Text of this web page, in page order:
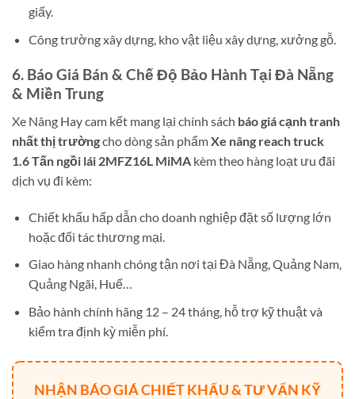
giấy.
Công trường xây dựng, kho vật liệu xây dựng, xưởng gỗ.
6. Báo Giá Bán & Chế Độ Bảo Hành Tại Đà Nẵng
& Miền Trung
Xe Nâng Hay cam kết mang lại chính sách báo giá cạnh tranh
nhất thị trườngcho dòng sản phẩmXe nâng reach truck
1.6 Tấn ngồi lái 2MFZ16L MiMA kèm theo hàng loạt ưu đãi
dịch vụ đi kèm:
Chiết khấu hấp dẫn cho doanh nghiệp đặt số lượng lớn
hoặc đối tác thương mại.
Giao hàng nhanh chóng tận nơi tại Đà Nẵng, Quảng Nam,
Quảng Ngãi, Huế…
Bảo hành chính hãng 12 – 24 tháng, hỗ trợ kỹ thuật và
kiểm tra định kỳ miễn phí.
NHẬN BÁO GIÁ CHIẾT KHẤU & TƯ VẤN KỸ